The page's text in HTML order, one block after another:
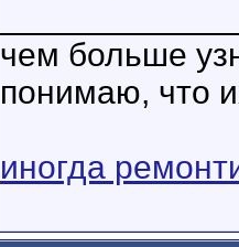
чем больше
понимаю, что
иногда